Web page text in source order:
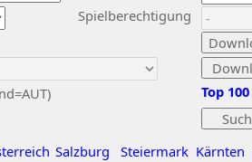
Spielberechtigung
Salzburg Steiermark Kärnten
Top 100